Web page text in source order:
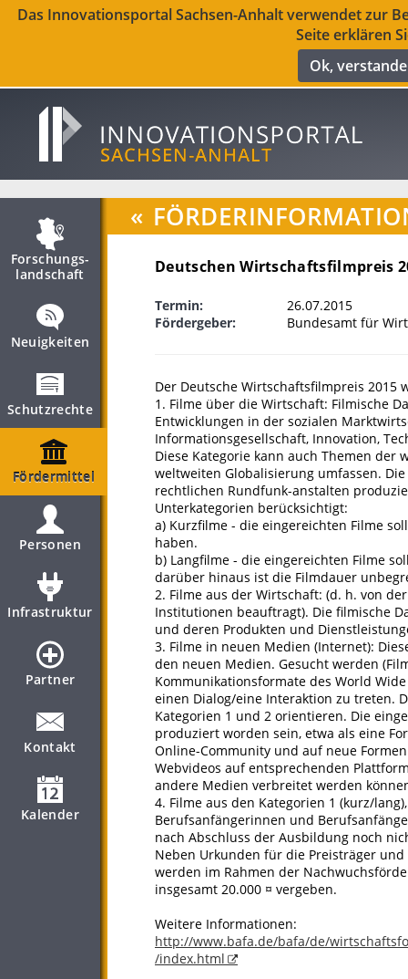
Das Innovationsportal Sachsen-Anhalt verwendet zur
Seite erklären
Ok,
Forschungs­
landschaft
Neuigkeiten
Schutzrechte
Fördermittel
Personen
Infrastruktur
Partner
Kontakt
Kalender
«
Deutschen Wirtschaftsfilmpreis
Termin:
26.07.2015
Fördergeber:
Bundesamt für
Der Deutsche Wirtschaftsfilmpreis 2015
1. Filme über die Wirtschaft: Filmische
Entwicklungen in der sozialen
Informationsgesellschaft, Innovation,
Diese Kategorie kann auch Themen
weltweiten Globalisierung umfassen.
rechtlichen Rundfunk-anstalten
Unterkategorien berücksichtigt:
a) Kurzfilme - die eingereichten Filme
haben.
b) Langfilme - die eingereichten Filme
darüber hinaus ist die Filmdauer
2. Filme aus der Wirtschaft: (d. h. von
Institutionen beauftragt). Die filmische
und deren Produkten und
3. Filme in neuen Medien (Internet):
den neuen Medien. Gesucht werden
Kommunikationsformate des World
einen Dialog/eine Interaktion zu treten.
Kategorien 1 und 2 orientieren. Die
produziert worden sein, etwa als eine
Online-Community und auf neue
Webvideos auf entsprechenden
andere Medien verbreitet werden
4. Filme aus den Kategorien 1 (kurz/
Berufsanfängerinnen und
nach Abschluss der Ausbildung noch
Neben Urkunden für die Preisträger
werden im Rahmen der
insgesamt 20.000 ¤ vergeben.
Weitere Informationen:
http://www.bafa.de/bafa/de/
/index.html